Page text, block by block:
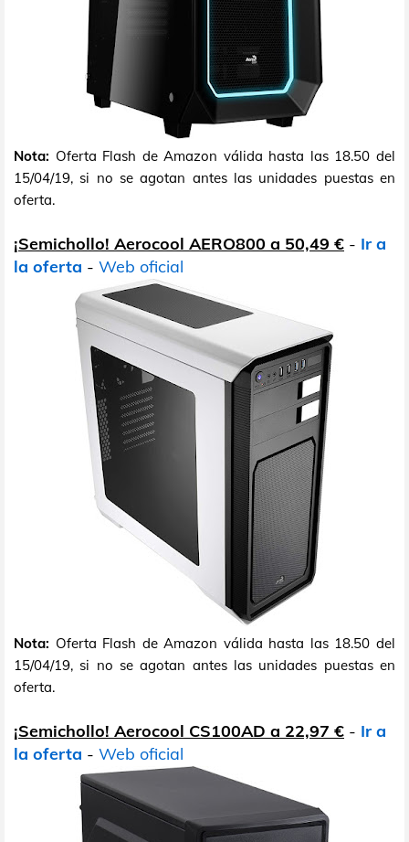
Nota: Oferta Flash de Amazon válida hasta las 18.50 del
15/04/19, si no se agotan antes las unidades puestas en
oferta.
¡Semichollo! Aerocool AERO800 a 50,49 € - Ir a
la oferta - Web oficial
Nota: Oferta Flash de Amazon válida hasta las 18.50 del
15/04/19, si no se agotan antes las unidades puestas en
oferta.
¡Semichollo! Aerocool CS100AD a 22,97 € - Ir a
la oferta - Web oficial